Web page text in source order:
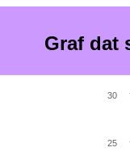
Graf dat
25
30